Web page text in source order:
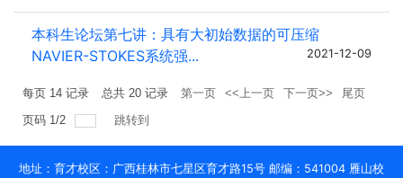
本科生论坛第七讲：具有大初始数据的可压缩
NAVIER-STOKES系统强...
2021-12-09
每页 14 记录 总共 20 记录 第一页 <<上一页 下一页>>
尾页
页码 1/2 跳转到
地址：育才校区：广西桂林市七星区育才路15号 邮编：541004 雁山校